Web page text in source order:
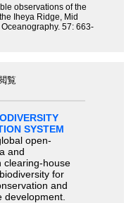
observations of the
Iheya Ridge, Mid
57: 663-
覧
SYSTEM
open-
and
clearing-house
for
and
development.